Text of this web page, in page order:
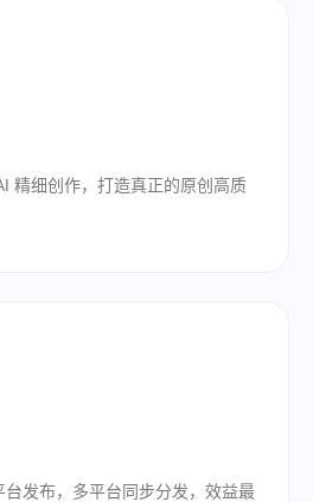
精细创作，打造真正的原创高质
发布，多平台同步分发，效益最